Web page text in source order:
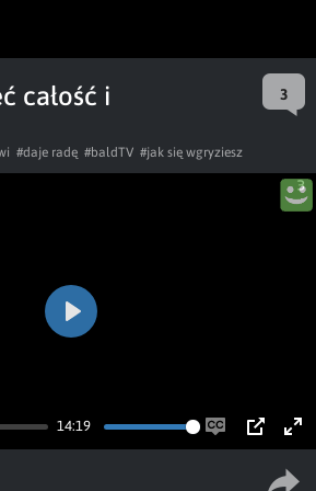
całość i
3
#daje radę #baldTV #jak się wgryziesz
14:19
EnablePIP
Play